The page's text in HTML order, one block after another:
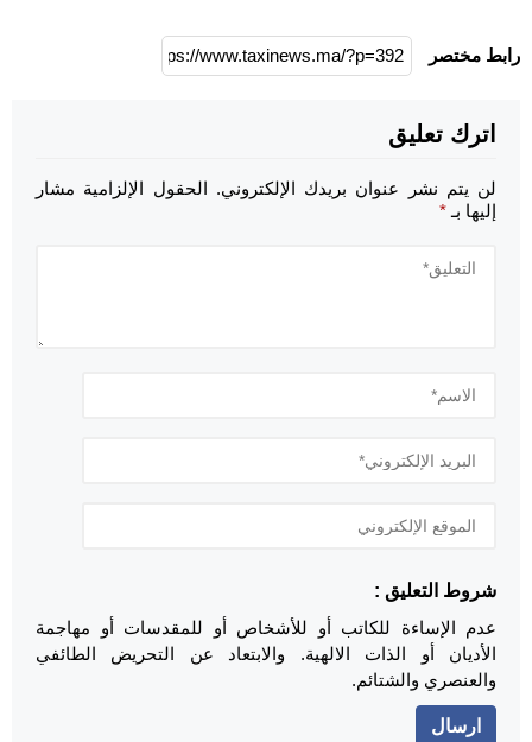
رابط مختصر
اترك تعليق
لن يتم نشر عنوان بريدك الإلكتروني. الحقول الإلزامية مشار
إليها بـ *
شروط التعليق :
عدم الإساءة للكاتب أو للأشخاص أو للمقدسات أو مهاجمة
الأديان أو الذات الالهية. والابتعاد عن التحريض الطائفي
والعنصري والشتائم.